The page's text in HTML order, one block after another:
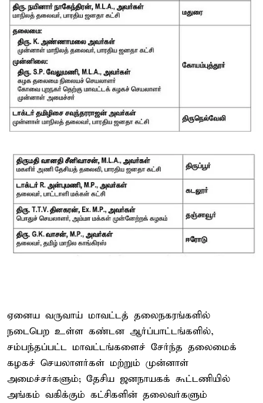
ஏனைய வருவாய் மாவட்டத் தலைநகரங்களில்
நடைபெற உள்ள கண்டன ஆர்ப்பாட்டங்களில்,
சம்பந்தப்பட்ட மாவட்டங்களைச் சேர்ந்த தலைமைக்
கழகச் செயலாளர்கள் மற்றும் முன்னாள்
அமைச்சர்களும்; தேசிய ஜனநாயகக் கூட்டணியில்
அங்கம் வகிக்கும் கட்சிகளின் தலைவர்களும்